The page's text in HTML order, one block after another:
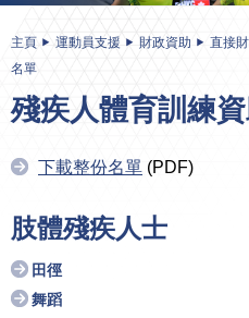
主頁 運動員支援 財政資助 直接
名單
殘疾人體育訓練
下載整份名單 (PDF)
肢體殘疾人士
田徑
舞蹈